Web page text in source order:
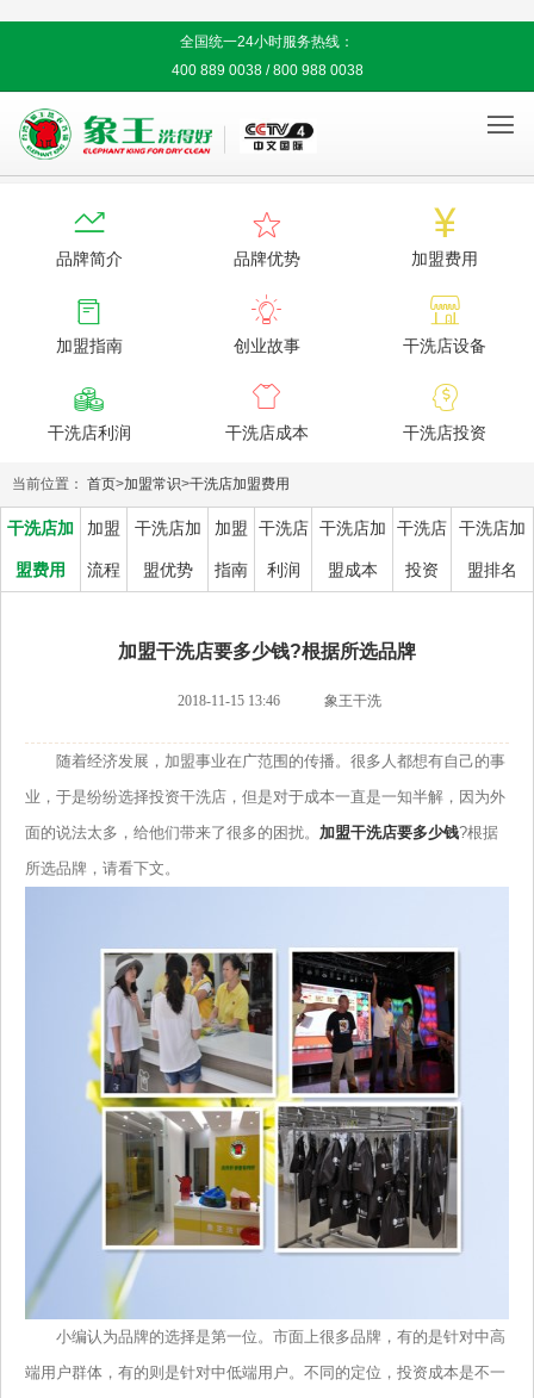
全国统一24小时服务热线：
400 889 0038 / 800 988 0038


品牌简介

品牌优势

加盟费用

加盟指南

创业故事

干洗店设备

干洗店利润

干洗店成本

干洗店投资
当前位置： 首页>加盟常识>干洗店加盟费用
干洗店加
盟费用
加盟
流程
干洗店加
盟优势
加盟
指南
干洗店
利润
干洗店加
盟成本
干洗店
投资
干洗店加
盟排名
加盟干洗店要多少钱?根据所选品牌
2018-11-15 13:46 象王干洗
随着经济发展，加盟事业在广范围的传播。很多人都想有自己的事
业，于是纷纷选择投资干洗店，但是对于成本一直是一知半解，因为外
面的说法太多，给他们带来了很多的困扰。 加盟干洗店要多少钱?根据
所选品牌，请看下文。
小编认为品牌的选择是第一位。市面上很多品牌，有的是针对中高
端用户群体，有的则是针对中低端用户。不同的定位，投资成本是不一